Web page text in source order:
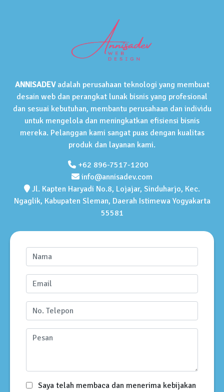
ANNISADEVadalah perusahaan teknologi yang membuat
desain web dan perangkat lunak bisnis yang profesional
dan sesuai kebutuhan, membantu perusahaan dan individu
untuk mengelola dan meningkatkan efisiensi bisnis
mereka. Pelanggan kami sangat puas dengan kualitas
produk dan layanan kami.
+62 896-7517-1200
info@annisadev.com
Jl. Kapten Haryadi No.8, Lojajar, Sinduharjo, Kec.
Ngaglik, Kabupaten Sleman, Daerah Istimewa Yogyakarta
55581
Saya telah membaca dan menerima kebijakan